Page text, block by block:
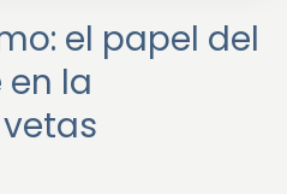
el papel del
la